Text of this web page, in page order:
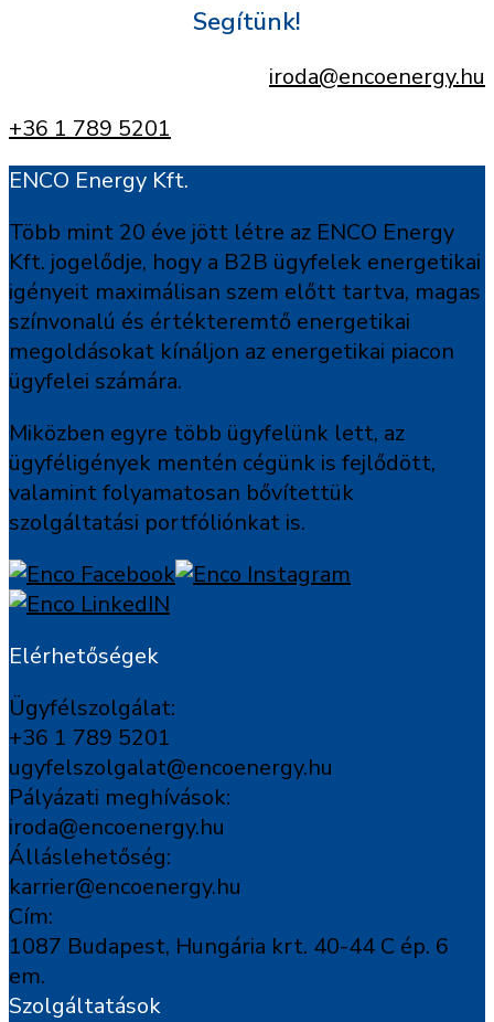
Segítünk!
iroda@encoenergy.hu
+36 1 789 5201
ENCO Energy Kft.
Több mint 20 éve jött létre az ENCO Energy
Kft. jogelődje, hogy a B2B ügyfelek energetikai
igényeit maximálisan szem előtt tartva, magas
színvonalú és értékteremtő energetikai
megoldásokat kínáljon az energetikai piacon
ügyfelei számára.
Miközben egyre több ügyfelünk lett, az
ügyféligények mentén cégünk is fejlődött,
valamint folyamatosan bővítettük
szolgáltatási portfóliónkat is.
Elérhetőségek
Ügyfélszolgálat:
+36 1 789 5201
ugyfelszolgalat@encoenergy.hu
Pályázati meghívások:
iroda@encoenergy.hu
Álláslehetőség:
karrier@encoenergy.hu
Cím:
1087 Budapest, Hungária krt. 40-44 C ép. 6
em.
Szolgáltatások